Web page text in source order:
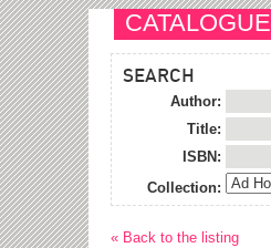
CATALOGUE
SEARCH
Author:
Title:
ISBN:
Collection:
« Back to the listing